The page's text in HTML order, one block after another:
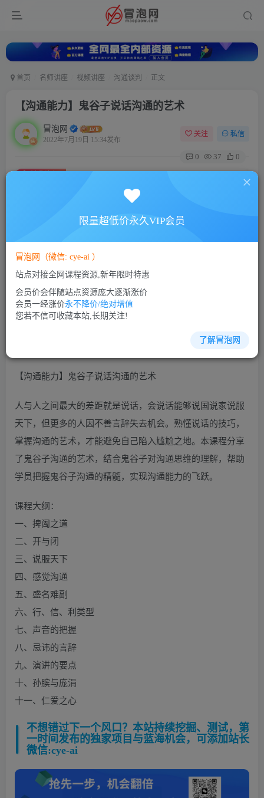
首页 名师讲座 视频讲座 沟通谈判 正文
【沟通能力】鬼谷子说话沟通的艺术
冒泡网
2022年7月19日 15:34发布
关注 私信
0 37 0
【沟通能力】鬼谷子说话沟通的艺术
此内容为付费资源，请付费后查看
5
VIP会员 免费
立即购买
您当前未登录！建议登陆后购买，可保存购买订单
【沟通能力】鬼谷子说话沟通的艺术
人与人之间最大的差距就是说话，会说话能够说国说家说服
天下，但更多的人因不善言辞失去机会。熟懂说话的技巧，
掌握沟通的艺术，才能避免自己陷入尴尬之地。本课程分享
了鬼谷子沟通的艺术，结合鬼谷子对沟通思维的理解，帮助
学员把握鬼谷子沟通的精髓，实现沟通能力的飞跃。
课程大纲：
一、捭阖之道
二、开与闭
三、说服天下
四、感觉沟通
五、盛名难副
六、行、信、利类型
七、声音的把握
八、忌讳的言辞
九、演讲的要点
十、孙膑与庞涓
十一、仁爱之心
不想错过下一个风口？本站持续挖掘、测试，第
一时间发布的独家项目与蓝海机会，可添加站长
微信:cye-ai
限量超低价永久VIP会员
冒泡网（微信: cye-ai ）
站点对接全网课程资源,新年限时特惠
会员价会伴随站点资源庞大逐渐涨价
会员一经涨价永不降价/绝对增值
您若不信可收藏本站,长期关注!
了解冒泡网